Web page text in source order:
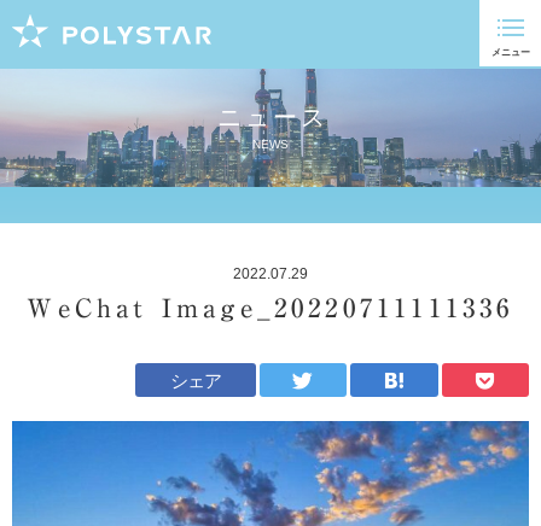
ニュース
NEWS
2022.07.29
WeChat Image_20220711111336
シェア